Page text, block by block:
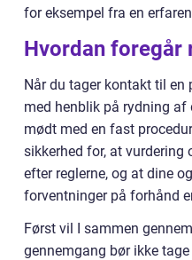
for eksempel fra en
Hvordan foregår
Når du tager kontakt til
med henblik på rydning
mødt med en fast
sikkerhed for, at
efter reglerne, og at dine
forventninger på forhånd
Først vil I sammen
gennemgang bør ikke